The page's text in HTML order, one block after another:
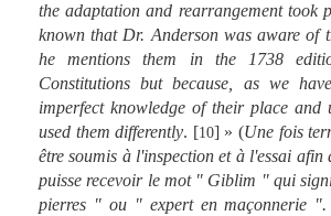
the adaptation and rearrangement took
known that Dr. Anderson was aware of
he mentions them in the 1738
Constitutions but because, as we
imperfect knowledge of their place and
used them differently. [10] »(Une fois
être soumis à l'inspection et à l'essai
puisse recevoir le mot " Giblim " qui
pierres " ou " expert en maçonnerie ".